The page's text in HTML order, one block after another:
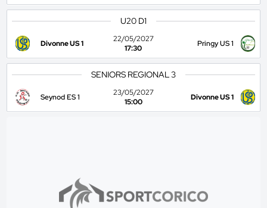
U20 D1
Divonne US 1
22/05/2027
17:30
Pringy US 1
SENIORS REGIONAL 3
Seynod ES 1
23/05/2027
15:00
Divonne US 1